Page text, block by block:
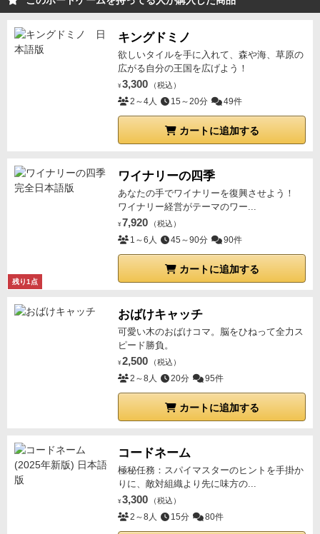
⑤置いたカードの数字の合計が大きい方がその
きます。(同点の場合は犯人の勝ち)
は事件カードは裏向き(2勝利点)で獲得。探偵が勝った
場合は表向き(1勝利点)で獲得。
中には1枚だけ表が(5勝利点)のカードが存在し、探偵
はこれを如何に当てるか、犯人は如何に取らせないよ
うにするかがポイントになってきます。⑥それぞれの
の手札を出し切るまで繰り返します。(山札がなくなっ
たあとは補充なし)
手札を全て出し切ったら終了で、
得した事件カードと 相手から取ったカード
書いてある勝利点の合計が高い方が勝ちです。
キングドミノ
欲しいタイルを手に入れて、森や海、草原の
広がる自分の王国を広げよう！
¥ 3,300 （税込）
2～4人 15～20分 49件
カートに追加する
残り1点
ワイナリーの四季
あなたの手でワイナリーを復興させよう！
ワイナリー経営がテーマのワー...
¥ 7,920 （税込）
1～6人 45～90分 90件
カートに追加する
おばけキャッチ
可愛い木のおばけコマ。脳をひねって全力ス
ピード勝負。
¥ 2,500 （税込）
2～8人 20分 95件
カートに追加する
コードネーム
極秘任務：スパイマスターのヒントを手掛か
りに、敵対組織より先に味方の...
¥ 3,300 （税込）
2～8人 15分 80件